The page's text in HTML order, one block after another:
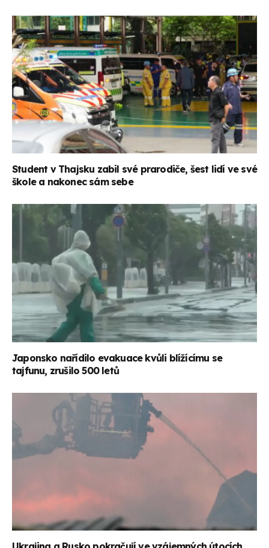
Student v Thajsku zabil své prarodiče, šest lidí ve své
škole a nakonec sám sebe
Japonsko nařídilo evakuace kvůli blížícímu se
tajfunu, zrušilo 500 letů